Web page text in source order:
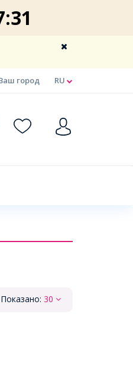
RU
город
Показано: 30